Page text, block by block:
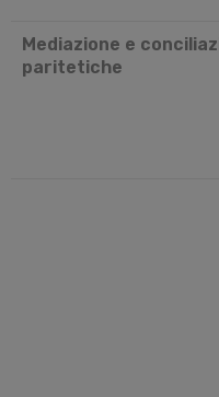
Mediazione e
paritetiche